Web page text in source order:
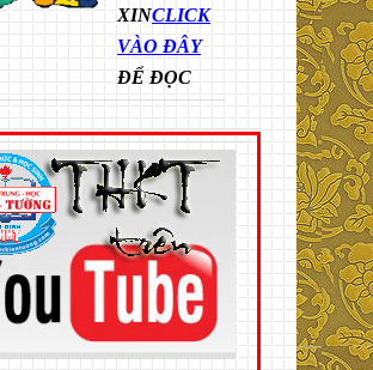
XINCLICK
VÀO ĐÂY
ĐỂ ĐỌC